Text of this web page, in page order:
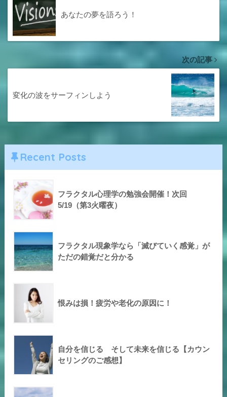
あなたの夢を語ろう！
次の記事
変化の波をサーフィンしよう
Recent Posts
フラクタル心理学の勉強会開催！次回
5/19（第3火曜夜）
フラクタル現象学なら「滅びていく感覚」が
ただの錯覚だと分かる
恨みは損！疲労や老化の原因に！
自分を信じる そして未来を信じる【カウン
セリングのご感想】